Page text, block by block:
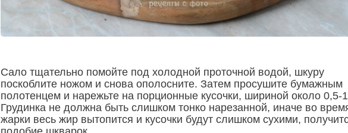
Сало тщательно помойте под холодной проточной водой, шкуру
поскоблите ножом и снова ополосните. Затем просушите бумажным
полотенцем и нарежьте на порционные кусочки, шириной около 0,5-
Грудинка не должна быть слишком тонко нарезанной, иначе во
жарки весь жир вытопится и кусочки будут слишком сухими,